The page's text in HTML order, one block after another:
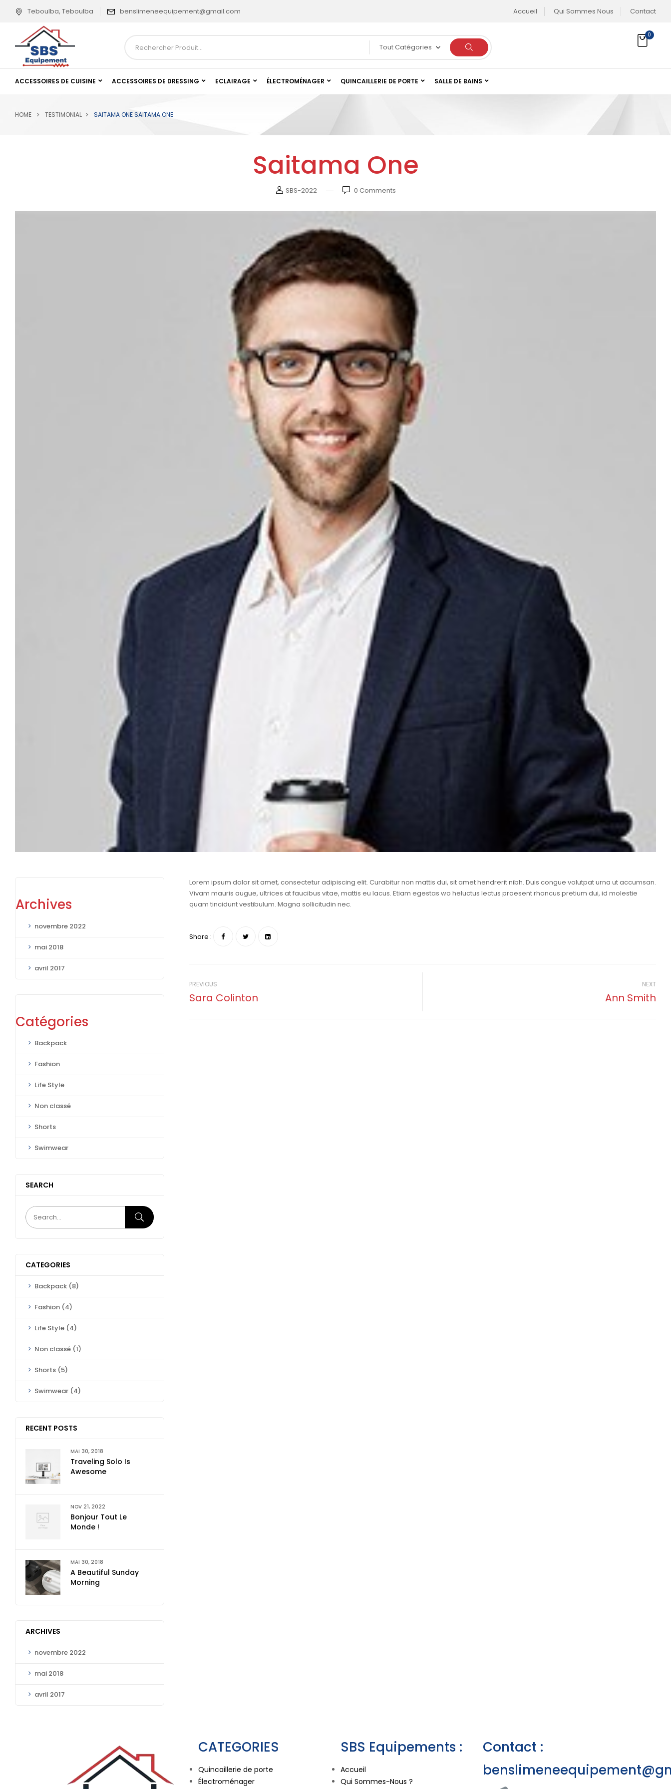
Teboulba, Teboulba benslimeneequipement@gmail.com Accueil Qui Sommes Nous Contact
Tout Catégories
0
ACCESSOIRES DE CUISINE ACCESSOIRES DE DRESSING ECLAIRAGE ÉLECTROMÉNAGER QUINCAILLERIE DE PORTE SALLE DE BAINS
HOME TESTIMONIAL SAITAMA ONESAITAMA ONE
Saitama One
SBS-2022 0 Comments
Archives
novembre 2022
mai 2018
avril 2017
Catégories
Backpack
Fashion
Life Style
Non classé
Shorts
Swimwear
SEARCH
CATEGORIES
Backpack (8)
Fashion (4)
Life Style (4)
Non classé (1)
Shorts (5)
Swimwear (4)
RECENT POSTS
MAI 30, 2018
Traveling Solo Is
Awesome
NOV 21, 2022
Bonjour Tout Le
Monde !
MAI 30, 2018
A Beautiful Sunday
Morning
ARCHIVES
novembre 2022
mai 2018
avril 2017
Lorem ipsum dolor sit amet, consectetur adipiscing elit. Curabitur non mattis dui, sit amet hendrerit nibh. Duis congue volutpat urna ut accumsan.
Vivam mauris augue, ultrices at faucibus vitae, mattis eu lacus. Etiam egestas wo heluctus lectus praesent rhoncus pretium dui, id molestie
quam tincidunt vestibulum. Magna sollicitudin nec.
Share :
PREVIOUS
Sara Colinton
NEXT
Ann Smith
CATEGORIES
Quincaillerie de porte
Électroménager
SBS Equipements :
Accueil
Qui Sommes-Nous ?
Contact :